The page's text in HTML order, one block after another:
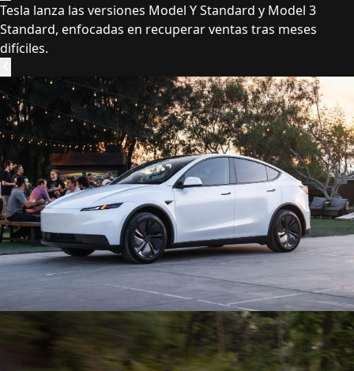
Tesla lanza las versiones Model Y Standard y Model 3
Standard, enfocadas en recuperar ventas tras meses
difíciles.